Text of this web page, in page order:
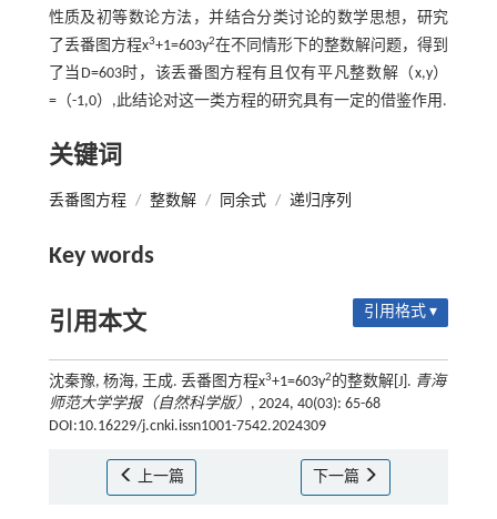
性质及初等数论方法，并结合分类讨论的数学思想，研究
了丢番图方程x3+1=603y2在不同情形下的整数解问题，得到
了当D=603时，该丢番图方程有且仅有平凡整数解（x,y）
=（-1,0）,此结论对这一类方程的研究具有一定的借鉴作用.
关键词
丢番图方程 / 整数解 / 同余式 / 递归序列
Key words
引用本文 引用格式 ▾
沈秦豫, 杨海, 王成. 丢番图方程x3+1=603y2 的整数解[J]. 青海
师范大学学报（自然科学版） , 2024, 40(03): 65-68
DOI:10.16229/j.cnki.issn1001-7542.2024309
上一篇 下一篇